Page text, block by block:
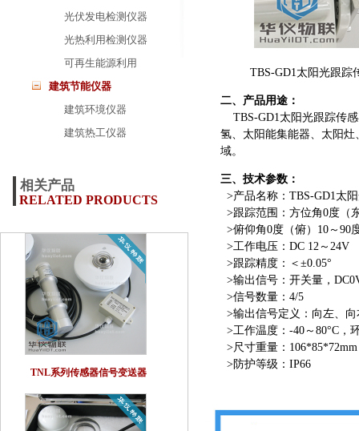
光伏发电检测仪器
光热利用检测仪器
可再生能源利用
建筑节能仪器
建筑环境仪器
建筑热工仪器
TBS-GD1太阳光跟踪
二、产品用途：
TBS-GD1太阳光跟踪传
氢、太阳能集能器、太阳
域。
三、技术参数：
>产品名称：TBS-GD1太
>跟踪范围：方位角0度（
>俯仰角0度（俯）10～90
>工作电压：DC 12～24V
>跟踪精度：＜±0.05°
>输出信号：开关量，
>信号数量：4/5
>输出信号定义：向左、
>工作温度：-40～80°C，
>尺寸重量：
>防护等级：IP66
相关产品
RELATED PRODUCTS
TNL系列传感器信号变送器